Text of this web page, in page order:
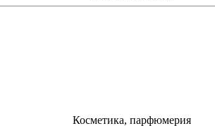
Косметика, парфюмерия